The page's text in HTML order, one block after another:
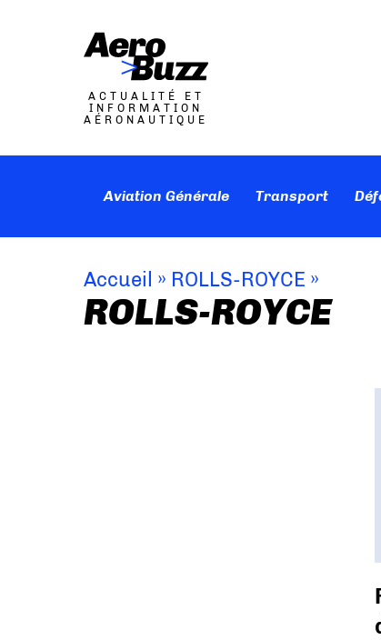
ACTUALITÉ ET
INFORMATION
AÉRONAUTIQUE
Aviation Générale Transport
Accueil » ROLLS-ROYCE »
ROLLS-ROYCE